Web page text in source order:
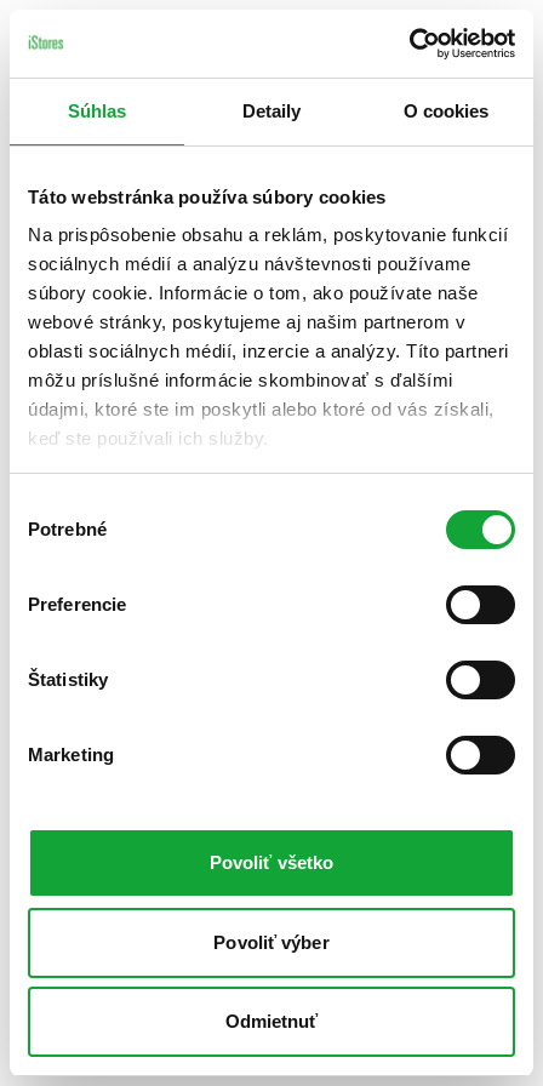
Súhlas Detaily O cookies
Táto webstránka používa súbory cookies
Na prispôsobenie obsahu a reklám, poskytovanie funkcií
sociálnych médií a analýzu návštevnosti používame
súbory cookie. Informácie o tom, ako používate naše
webové stránky, poskytujeme aj našim partnerom v
oblasti sociálnych médií, inzercie a analýzy. Títo partneri
môžu príslušné informácie skombinovať s ďalšími
údajmi, ktoré ste im poskytli alebo ktoré od vás získali,
keď ste používali ich služby.
súhlasu
Potrebné
Preferencie
Štatistiky
Marketing
Povoliť všetko
Povoliť výber
Odmietnuť